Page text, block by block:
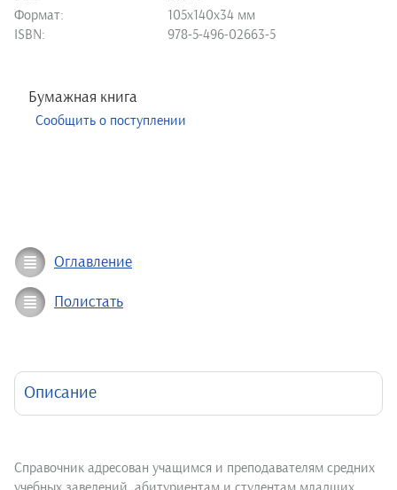
Формат:
105х140х34 мм
ISBN:
978-5-496-02663-5
Бумажная книга
Сообщить о поступлении
Оглавление
Полистать
Описание
Справочник адресован учащимся и преподавателям средних